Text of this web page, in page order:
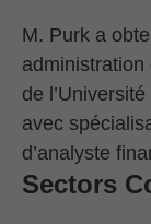
M. Purk a
de
avec
d’analyste
Sectors